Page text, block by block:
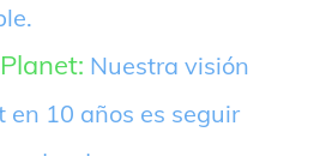
Nuestra visión
en 10 años es seguir